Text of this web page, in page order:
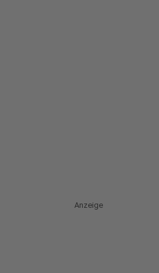
Anzeige